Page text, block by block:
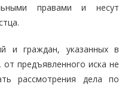
правами и несут
и граждан, указанных в
предъявленного иска не
рассмотрения дела по